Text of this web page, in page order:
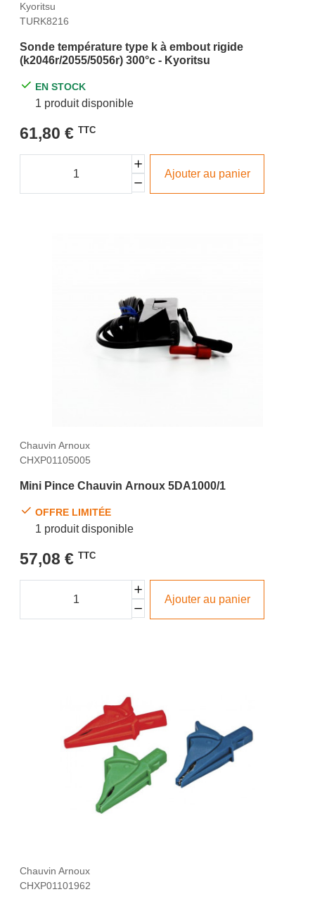
Kyoritsu
TURK8216
Sonde température type k à embout rigide
(k2046r/2055/5056r) 300°c - Kyoritsu
EN STOCK
1 produit disponible
61,80 € TTC
Ajouter au panier
Chauvin Arnoux
CHXP01105005
Mini Pince Chauvin Arnoux 5DA1000/1
OFFRE LIMITÉE
1 produit disponible
57,08 € TTC
Ajouter au panier
Chauvin Arnoux
CHXP01101962